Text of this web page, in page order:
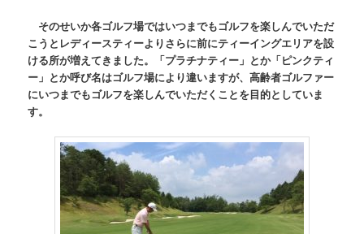
そのせいか各ゴルフ場ではいつまでもゴルフを楽しんでいただ
こうとレディースティーよりさらに前にティーイングエリアを設
ける所が増えてきました。「プラチナティー」とか「ピンクティ
ー」とか呼び名はゴルフ場により違いますが、高齢者ゴルファー
にいつまでもゴルフを楽しんでいただくことを目的としていま
す。